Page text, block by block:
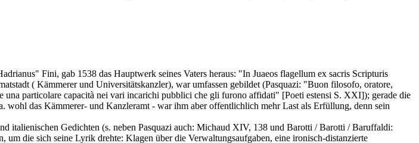
Fini, gab 1538 das Hauptwerk seines Vaters heraus: "In Juaeos flagellum ex sacris Scripturis
( Kämmerer und Universitätskanzler), war umfassen gebildet (Pasquazi: "Buon filosofo, oratore,
una particolare capacità nei vari incarichi pubblici che gli furono affidati" [Poeti estensi S. XXI]); gerade die
das Kämmerer- und Kanzleramt - war ihm aber offentlichlich mehr Last als Erfüllung, denn sein
italienischen Gedichten (s. neben Pasquazi auch: Michaud XIV, 138 und Barotti / Barotti / Baruffaldi:
die sich seine Lyrik drehte: Klagen über die Verwaltungsaufgaben, eine ironisch-distanzierte